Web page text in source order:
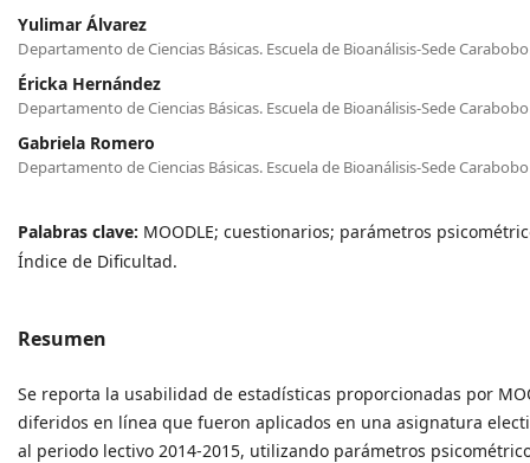
Yulimar Álvarez
Departamento de Ciencias Básicas. Escuela de Bioanálisis-Sede
Éricka Hernández
Departamento de Ciencias Básicas. Escuela de Bioanálisis-Sede
Gabriela Romero
Departamento de Ciencias Básicas. Escuela de Bioanálisis-Sede
Palabras clave: MOODLE; cuestionarios; parámetros
Índice de Dificultad.
Resumen
Se reporta la usabilidad de estadísticas proporcionadas por
diferidos en línea que fueron aplicados en una asignatura
al periodo lectivo 2014-2015, utilizando parámetros